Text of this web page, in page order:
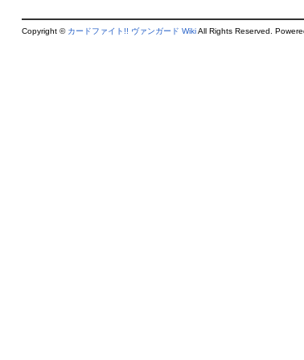
Copyright © カードファイト!! ヴァンガード WikiAll Rights Reserved.